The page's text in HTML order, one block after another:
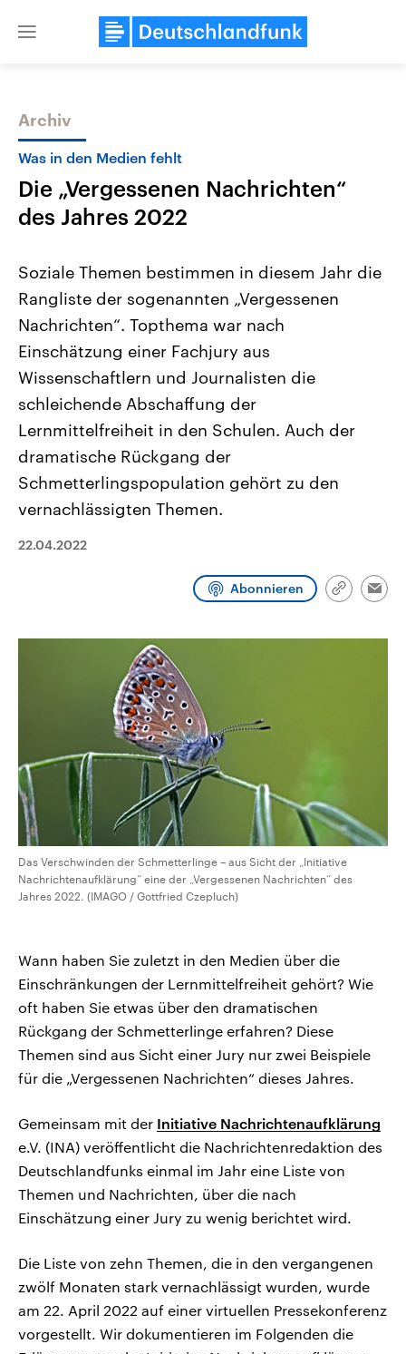
Close
Themen
Landtagswahl Sachsen-Anhalt
2026
Alle Informationen
Sachsen-Anhalt wählt am 6.
September 2026 einen neuen
Landtag. Seit 2021 wird das
Bundesland von einer Koalition aus
Umfragen, Prognosen,
Wahlprogramme, aktuelle Berichte
und Hintergründe zu den Parteien
und Kandidaten der anstehenden
Wahl.
Aktuelle Beiträge,
Wirtschaftlich und
gehören die Vereinigten
den mächtigsten Ländern
mit großem Einfluss auf
Sendungen Programm Podcasts
Audio-Archiv
Archiv
Was in den Medien fehlt
Die „Vergessenen Nachrichten“
des Jahres 2022
Soziale Themen bestimmen in diesem Jahr die
Rangliste der sogenannten „Vergessenen
Nachrichten“. Topthema war nach
Einschätzung einer Fachjury aus
Wissenschaftlern und Journalisten die
schleichende Abschaffung der
Lernmittelfreiheit in den Schulen. Auch der
dramatische Rückgang der
Schmetterlingspopulation gehört zu den
vernachlässigten Themen.
22.04.2022
Abonnieren
Link
Das Verschwinden der Schmetterlinge – aus Sicht der „Initiative
Nachrichtenaufklärung“ eine der „Vergessenen Nachrichten“ des
Jahres 2022. (IMAGO / Gottfried Czepluch)
Wann haben Sie zuletzt in den Medien über die
Einschränkungen der Lernmittelfreiheit gehört? Wie
oft haben Sie etwas über den dramatischen
Rückgang der Schmetterlinge erfahren? Diese
Themen sind aus Sicht einer Jury nur zwei Beispiele
für die „Vergessenen Nachrichten“ dieses Jahres.
Gemeinsam mit der Initiative Nachrichtenaufklärung
e.V. (INA) veröffentlicht die Nachrichtenredaktion des
Deutschlandfunks einmal im Jahr eine Liste von
Themen und Nachrichten, über die nach
Einschätzung einer Jury zu wenig berichtet wird.
Die Liste von zehn Themen, die in den vergangenen
zwölf Monaten stark vernachlässigt wurden, wurde
am 22. April 2022 auf einer virtuellen Pressekonferenz
vorgestellt. Wir dokumentieren im Folgenden die